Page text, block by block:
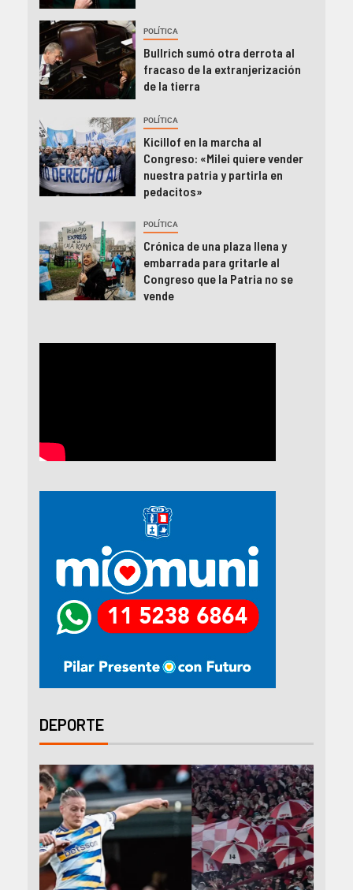
POLÍTICA
Bullrich sumó otra derrota al
fracaso de la extranjerización
de la tierra
POLÍTICA
Kicillof en la marcha al
Congreso: «Milei quiere vender
nuestra patria y partirla en
pedacitos»
POLÍTICA
Crónica de una plaza llena y
embarrada para gritarle al
Congreso que la Patria no se
vende
DEPORTE